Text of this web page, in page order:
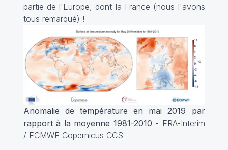
partie de l'Europe, dont la France (nous l'avons
tous remarqué) !
Anomalie de température en mai 2019 par
rapport à la moyenne 1981-2010 - ERA-Interim
/ ECMWF Copernicus CCS